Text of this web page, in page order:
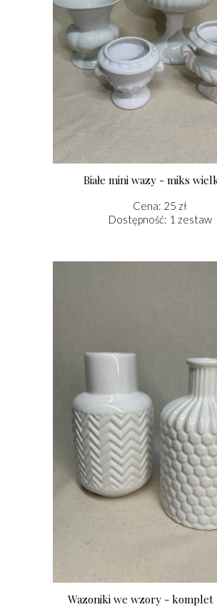
Białe mini wazy - miks
Cena: 25 zł
Dostępność: 1 zestaw
Wazoniki we wzory - komplet